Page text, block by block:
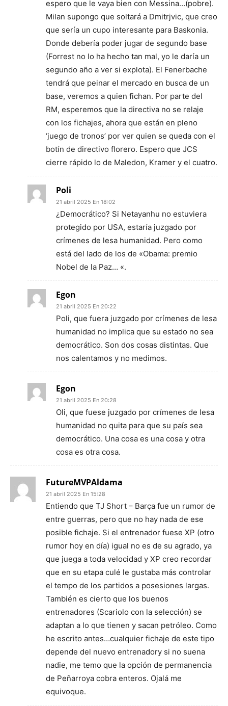
espero que le vaya bien con Messina…(pobre).
Milan supongo que soltará a Dmitrjvic, que creo
que sería un cupo interesante para Baskonia.
Donde debería poder jugar de segundo base
(Forrest no lo ha hecho tan mal, yo le daría un
segundo año a ver si explota). El Fenerbache
tendrá que peinar el mercado en busca de un
base, veremos a quien fichan. Por parte del
RM, esperemos que la directiva no se relaje
con los fichajes, ahora que están en pleno
‘juego de tronos’ por ver quien se queda con el
botín de directivo florero. Espero que JCS
cierre rápido lo de Maledon, Kramer y el cuatro.
Poli
21 abril 2025 En 18:02
¿Democrático? Si Netayanhu no estuviera
protegido por USA, estaría juzgado por
crímenes de lesa humanidad. Pero como
está del lado de los de «Obama: premio
Nobel de la Paz… «.
Egon
21 abril 2025 En 20:22
Poli, que fuera juzgado por crímenes de lesa
humanidad no implica que su estado no sea
democrático. Son dos cosas distintas. Que
nos calentamos y no medimos.
Egon
21 abril 2025 En 20:28
Oli, que fuese juzgado por crímenes de lesa
humanidad no quita para que su país sea
democrático. Una cosa es una cosa y otra
cosa es otra cosa.
FutureMVPAldama
21 abril 2025 En 15:28
Entiendo que TJ Short – Barça fue un rumor de
entre guerras, pero que no hay nada de ese
posible fichaje. Si el entrenador fuese XP (otro
rumor hoy en día) igual no es de su agrado, ya
que juega a toda velocidad y XP creo recordar
que en su etapa culé le gustaba más controlar
el tempo de los partidos a posesiones largas.
También es cierto que los buenos
entrenadores (Scariolo con la selección) se
adaptan a lo que tienen y sacan petróleo. Como
he escrito antes…cualquier fichaje de este tipo
depende del nuevo entrenadory si no suena
nadie, me temo que la opción de permanencia
de Peñarroya cobra enteros. Ojalá me
equivoque.